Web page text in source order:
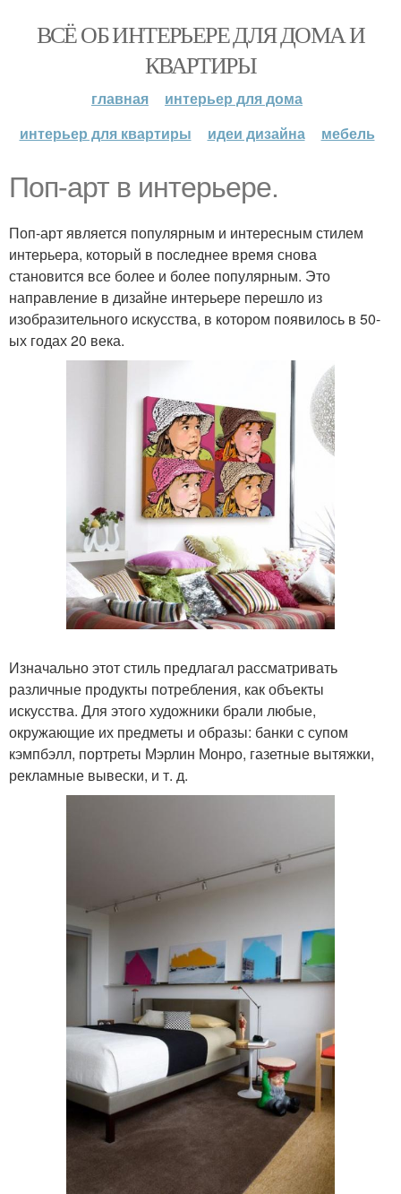
ВСЁ ОБ ИНТЕРЬЕРЕ ДЛЯ ДОМА И
КВАРТИРЫ
главная
интерьер для дома
интерьер для квартиры
идеи дизайна мебель
Поп-арт в интерьере.
Поп-арт является популярным и интересным стилем
интерьера, который в последнее время снова
становится все более и более популярным. Это
направление в дизайне интерьере перешло из
изобразительного искусства, в котором появилось в 50-
ых годах 20 века.
Изначально этот стиль предлагал рассматривать
различные продукты потребления, как объекты
искусства. Для этого художники брали любые,
окружающие их предметы и образы: банки с супом
кэмпбэлл, портреты Мэрлин Монро, газетные вытяжки,
рекламные вывески, и т. д.